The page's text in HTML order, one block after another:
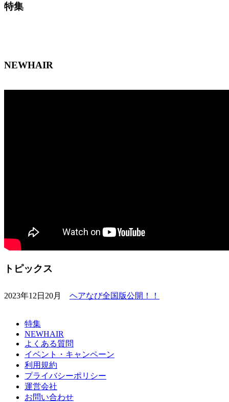
特集
NEWHAIR
トピックス
2023年12日20月 ヘアなび全国版公開！！
特集
NEWHAIR
よくある質問
イベント・キャンペーン
利用規約
プライバシーポリシー
運営会社
お問い合わせ